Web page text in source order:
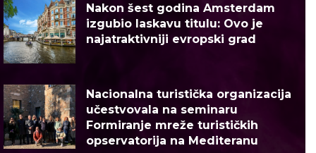
Nakon šest godina Amsterdam
izgubio laskavu titulu: Ovo je
najatraktivniji evropski grad
Nacionalna turistička organizacija
učestvovala na seminaru
Formiranje mreže turističkih
opservatorija na Mediteranu